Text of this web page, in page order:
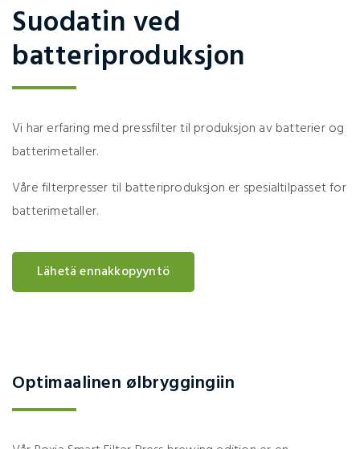
Suodatin ved
batteriproduksjon
Vi har erfaring med pressfilter til produksjon av batterier og
batterimetaller.
Våre filterpresser til batteriproduksjon er spesialtilpasset for
batterimetaller.
Lähetä ennakkopyyntö
Optimaalinen ølbryggingiin